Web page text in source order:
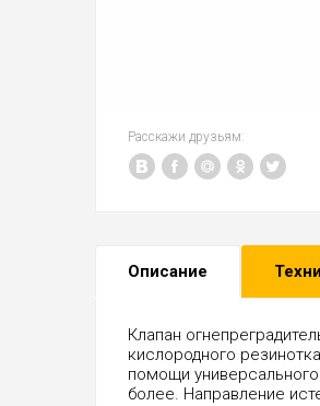
Расскажи друзьям:
Описание
Клапан
кислородного
помощи
более. Направление